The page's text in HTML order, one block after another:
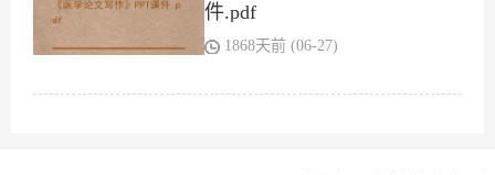
件.pdf
1868天前 (06-27)